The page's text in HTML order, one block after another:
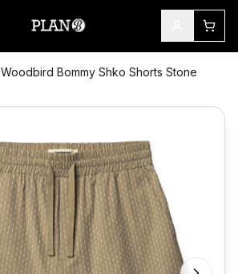
Woodbird Bommy Shko Shorts Stone